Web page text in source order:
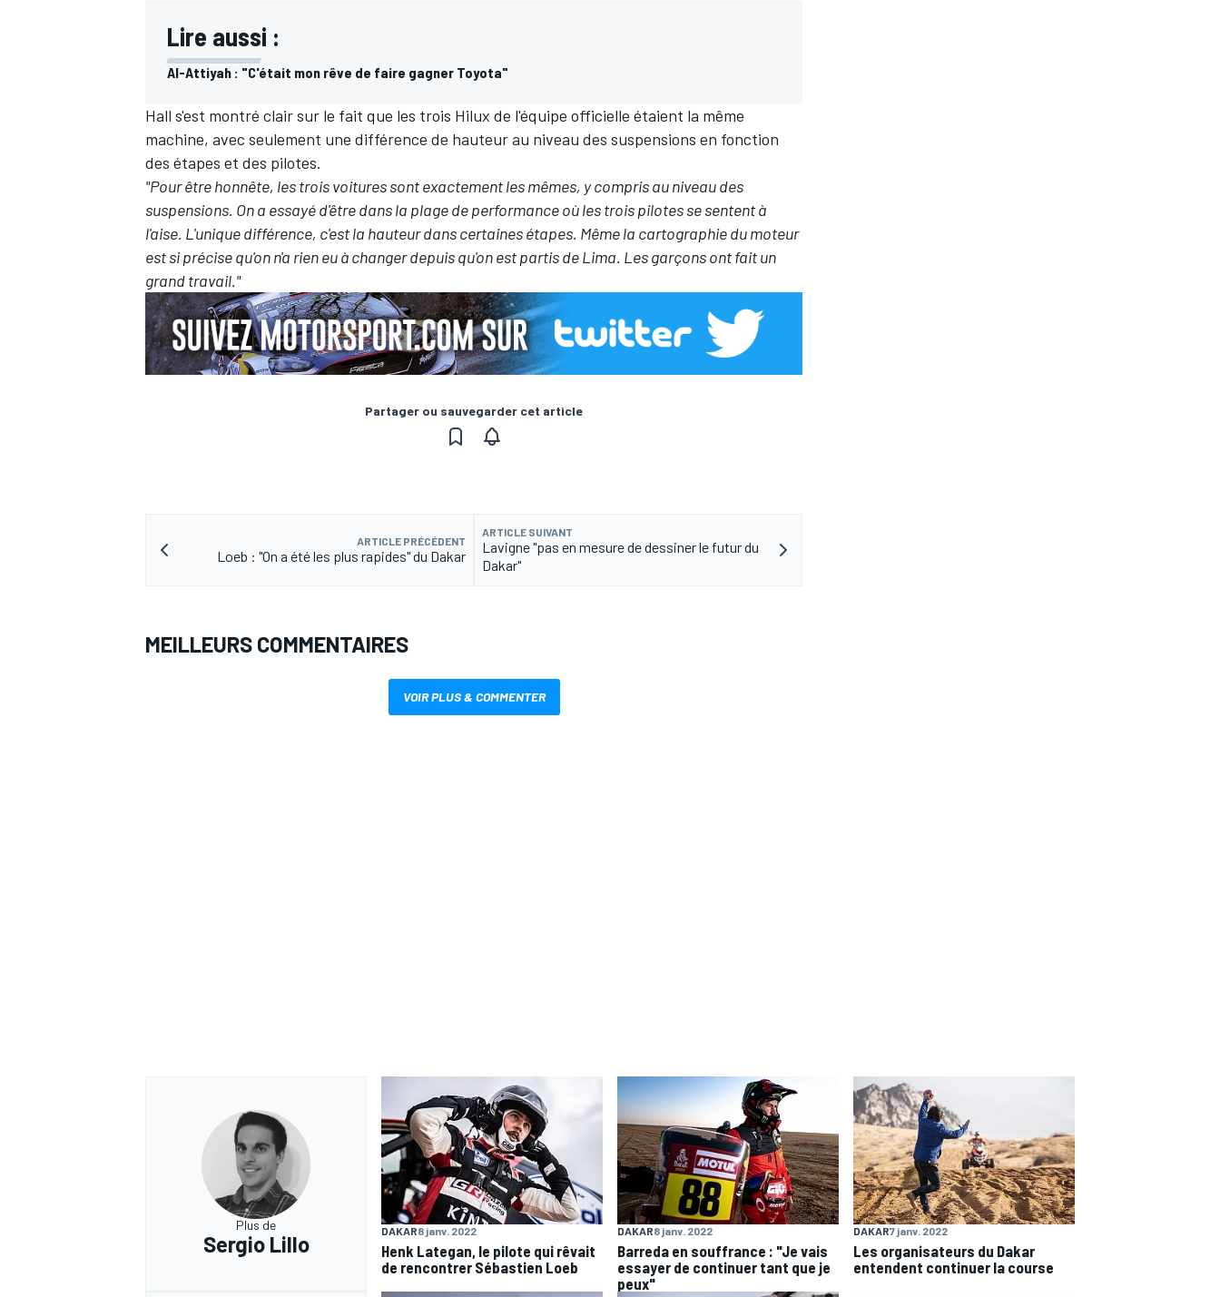
AUTRES CHAMPIONNATS
Lire aussi :
Al-Attiyah : "C'était mon rêve de faire gagner Toyota"
Hall s'est montré clair sur le fait que les trois Hilux de l'équipe officielle étaient la même
machine, avec seulement une différence de hauteur au niveau des suspensions en fonction
des étapes et des pilotes.
"Pour être honnête, les trois voitures sont exactement les mêmes, y compris au niveau des
suspensions. On a essayé d'être dans la plage de performance où les trois pilotes se sentent à
l'aise. L'unique différence, c'est la hauteur dans certaines étapes. Même la cartographie du moteur
est si précise qu'on n'a rien eu à changer depuis qu'on est partis de Lima. Les garçons ont fait un
grand travail."
Partager ou sauvegarder cet article
ARTICLE PRÉCÉDENT
Loeb : "On a été les plus rapides" du Dakar
ARTICLE SUIVANT
Lavigne "pas en mesure de dessiner le futur du
Dakar"
MEILLEURS COMMENTAIRES
VOIR PLUS & COMMENTER
Plus de
Sergio Lillo
DAKAR8 janv. 2022
Henk Lategan, le pilote qui rêvait
de rencontrer Sébastien Loeb
DAKAR8 janv. 2022
Barreda en souffrance : "Je vais
essayer de continuer tant que je
peux"
DAKAR7 janv. 2022
Les organisateurs du Dakar
entendent continuer la course